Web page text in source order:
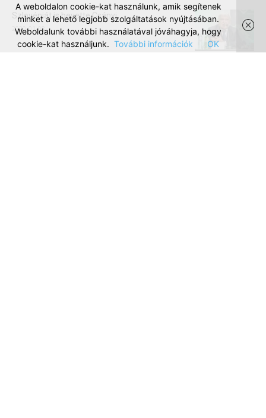
Szlovéniát is bevette Csányi
2020-01-08
A weboldalon cookie-kat használunk, amik segítenek
minket a lehető legjobb szolgáltatások nyújtásában.
Weboldalunk további használatával jóváhagyja, hogy
cookie-kat használjunk. További információk OK